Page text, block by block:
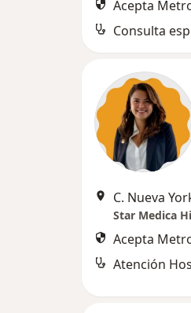
Acepta
Consulta
C. Nueva
Star Medica
Acepta
Atención